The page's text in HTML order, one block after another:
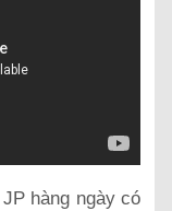
hàng ngày có